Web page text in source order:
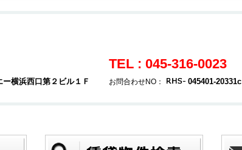
横浜西口第２ビル１Ｆ
TEL : 045-316-0023
お問合わせNO： 045401-20331c